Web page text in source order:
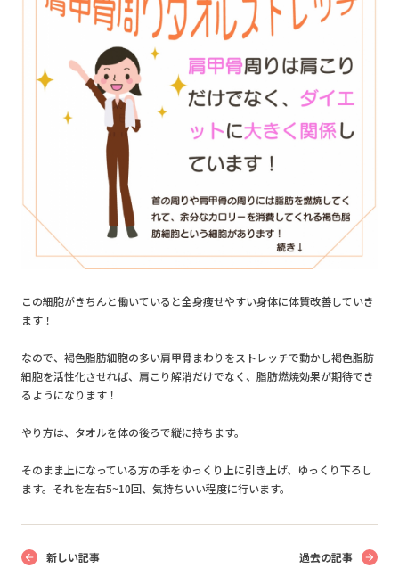
この細胞がきちんと働いていると全身痩せやすい身体に体質改善していき
ます！
なので、褐色脂肪細胞の多い肩甲骨まわりをストレッチで動かし褐色脂肪
細胞を活性化させれば、肩こり解消だけでなく、脂肪燃焼効果が期待でき
るようになります！
やり方は、タオルを体の後ろで縦に持ちます。
そのまま上になっている方の手をゆっくり上に引き上げ、ゆっくり下ろし
ます。それを左右5~10回、気持ちいい程度に行います。
新しい記事 過去の記事